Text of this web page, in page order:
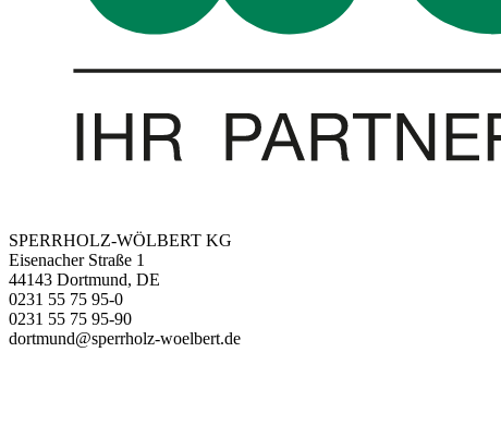
SPERRHOLZ-WÖLBERT KG
Eisenacher Straße 1
44143 Dortmund, DE
0231 55 75 95-0
0231 55 75 95-90
dortmund@sperrholz-woelbert.de